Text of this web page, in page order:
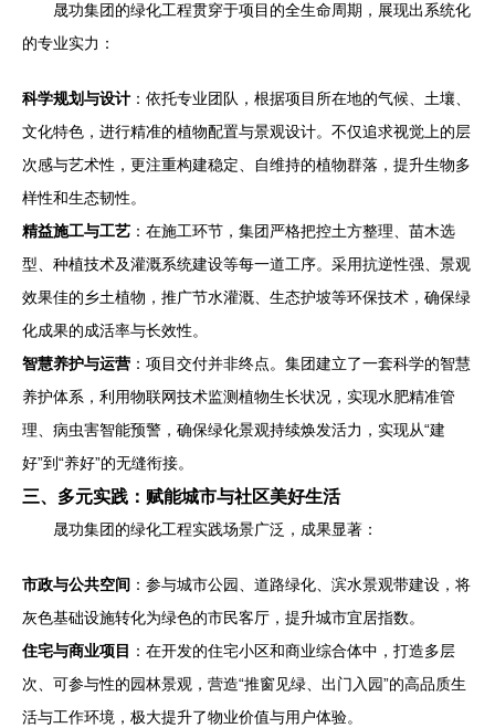
晟功集团的绿化工程贯穿于项目的全生命周期，展现出系统化
的专业实力：
科学规划与设计 ：依托专业团队，根据项目所在地的气候、土壤、
文化特色，进行精准的植物配置与景观设计。不仅追求视觉上的层
次感与艺术性，更注重构建稳定、自维持的植物群落，提升生物多
样性和生态韧性。
精益施工与工艺 ：在施工环节，集团严格把控土方整理、苗木选
型、种植技术及灌溉系统建设等每一道工序。采用抗逆性强、景观
效果佳的乡土植物，推广节水灌溉、生态护坡等环保技术，确保绿
化成果的成活率与长效性。
智慧养护与运营 ：项目交付并非终点。集团建立了一套科学的智慧
养护体系，利用物联网技术监测植物生长状况，实现水肥精准管
理、病虫害智能预警，确保绿化景观持续焕发活力，实现从“建
好”到“养好”的无缝衔接。
三、多元实践：赋能城市与社区美好生活
晟功集团的绿化工程实践场景广泛，成果显著：
市政与公共空间 ：参与城市公园、道路绿化、滨水景观带建设，将
灰色基础设施转化为绿色的市民客厅，提升城市宜居指数。
住宅与商业项目 ：在开发的住宅小区和商业综合体中，打造多层
次、可参与性的园林景观，营造“推窗见绿、出门入园”的高品质生
活与工作环境，极大提升了物业价值与用户体验。